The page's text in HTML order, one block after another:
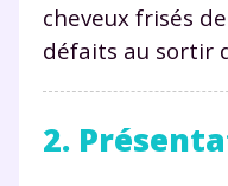
cheveux frisés
défaits au sortir
2.